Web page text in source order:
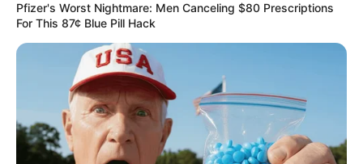
Pfizer's Worst Nightmare: Men Canceling $80 Prescriptions
For This 87¢ Blue Pill Hack